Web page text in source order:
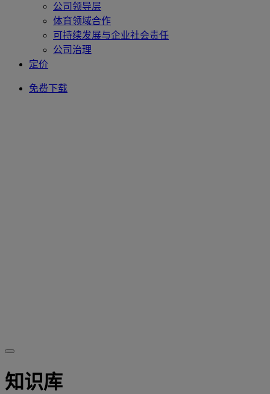
公司领导层
体育领域合作
可持续发展与企业社会责任
公司治理
定价
免费下载
知识库